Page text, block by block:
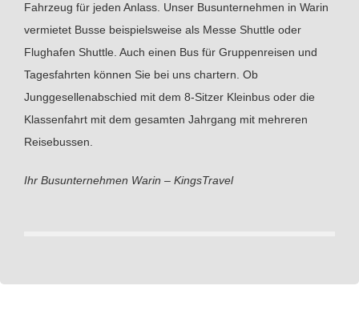
Fahrzeug für jeden Anlass. Unser Busunternehmen in Warin
vermietet Busse beispielsweise als Messe Shuttle oder
Flughafen Shuttle. Auch einen Bus für Gruppenreisen und
Tagesfahrten können Sie bei uns chartern. Ob
Junggesellenabschied mit dem 8-Sitzer Kleinbus oder die
Klassenfahrt mit dem gesamten Jahrgang mit mehreren
Reisebussen.
Ihr Busunternehmen Warin – KingsTravel